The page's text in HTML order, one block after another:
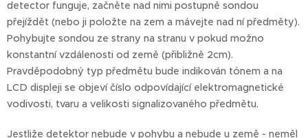
detector funguje, začněte nad nimi postupně sondou
přejíždět (nebo ji položte na zem a mávejte nad ní předměty).
Pohybujte sondou ze strany na stranu v pokud možno
konstantní vzdálenosti od země (přibližně 2cm).
Pravděpodobný typ předmětu bude indikován tónem a na
LCD displeji se objeví číslo odpovídající elektromagnetické
vodivosti, tvaru a velikosti signalizovaného předmětu.
Jestliže detektor nebude v pohybu a nebude u země - neměl